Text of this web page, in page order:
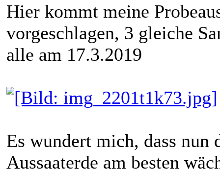
Hier kommt meine
vorgeschlagen, 3 gleiche
alle am 17.3.2019
Es wundert mich, dass
Aussaaterde am besten